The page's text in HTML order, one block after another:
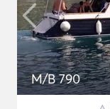
M/B 790